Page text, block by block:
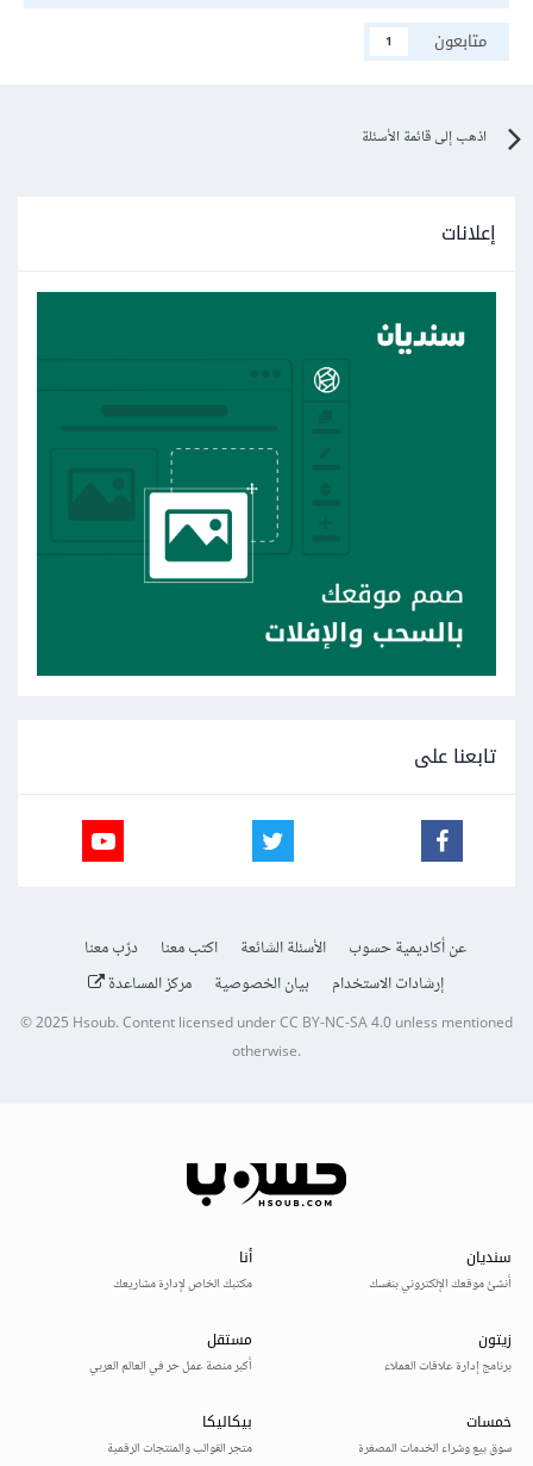
متابعون
1
اذهب إلى قائمة الأسئلة
إعلانات
تابعنا على
عن أكاديمية حسوب الأسئلة الشائعة اكتب معنا
درّب معنا
إرشادات الاستخدام
بيان الخصوصية مركز المساعدة
© 2025Hsoub.Content licensed underCC BY-NC-SA 4.0unless mentioned
otherwise.